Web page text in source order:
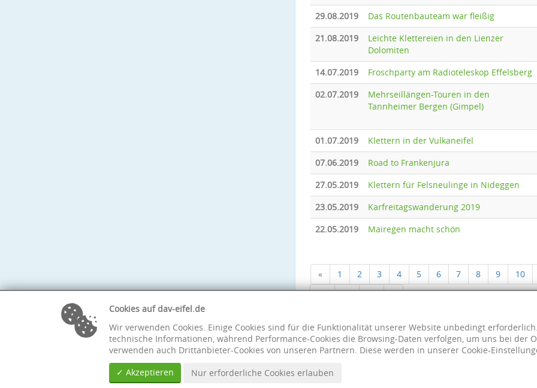
29.08.2019
Das Routenbauteam war fleißig
21.08.2019
Leichte Klettereien in den Lienzer
Dolomiten
14.07.2019 Froschparty am Radioteleskop Effelsberg
02.07.2019
Mehrseillängen-Touren in den
Tannheimer Bergen (Gimpel)
01.07.2019 Klettern in der Vulkaneifel
07.06.2019
Road to Frankenjura
27.05.2019
Klettern für Felsneulinge in Nideggen
23.05.2019
Karfreitagswanderung 2019
22.05.2019
Mairegen macht schön
« 1 2 3 4 5 6 7 8 9 10
18
19 20
»
Cookies auf dav-eifel.de
Wir verwenden Cookies. Einige Cookies sind für die Funktionalität unserer Website unbedingt
technische Informationen, während Performance-Cookies die Browsing-Daten verfolgen, um uns bei der
verwenden auch Drittanbieter-Cookies von unseren Partnern. Diese werden in unserer Cookie-
✓ Akzeptieren
Nur erforderliche Cookies erlauben